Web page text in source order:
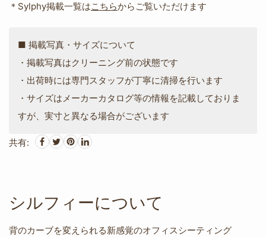
＊Sylphy掲載一覧はこちらからご覧いただけます
■ 掲載写真・サイズについて
・掲載写真はクリーニング前の状態です
・出荷時には専門スタッフが丁寧に清掃を行います
・サイズはメーカーカタログ等の情報を記載しておりま
すが、実寸と異なる場合がございます
共有:
シルフィーについて
背のカーブを変えられる新感覚のオフィスシーティング